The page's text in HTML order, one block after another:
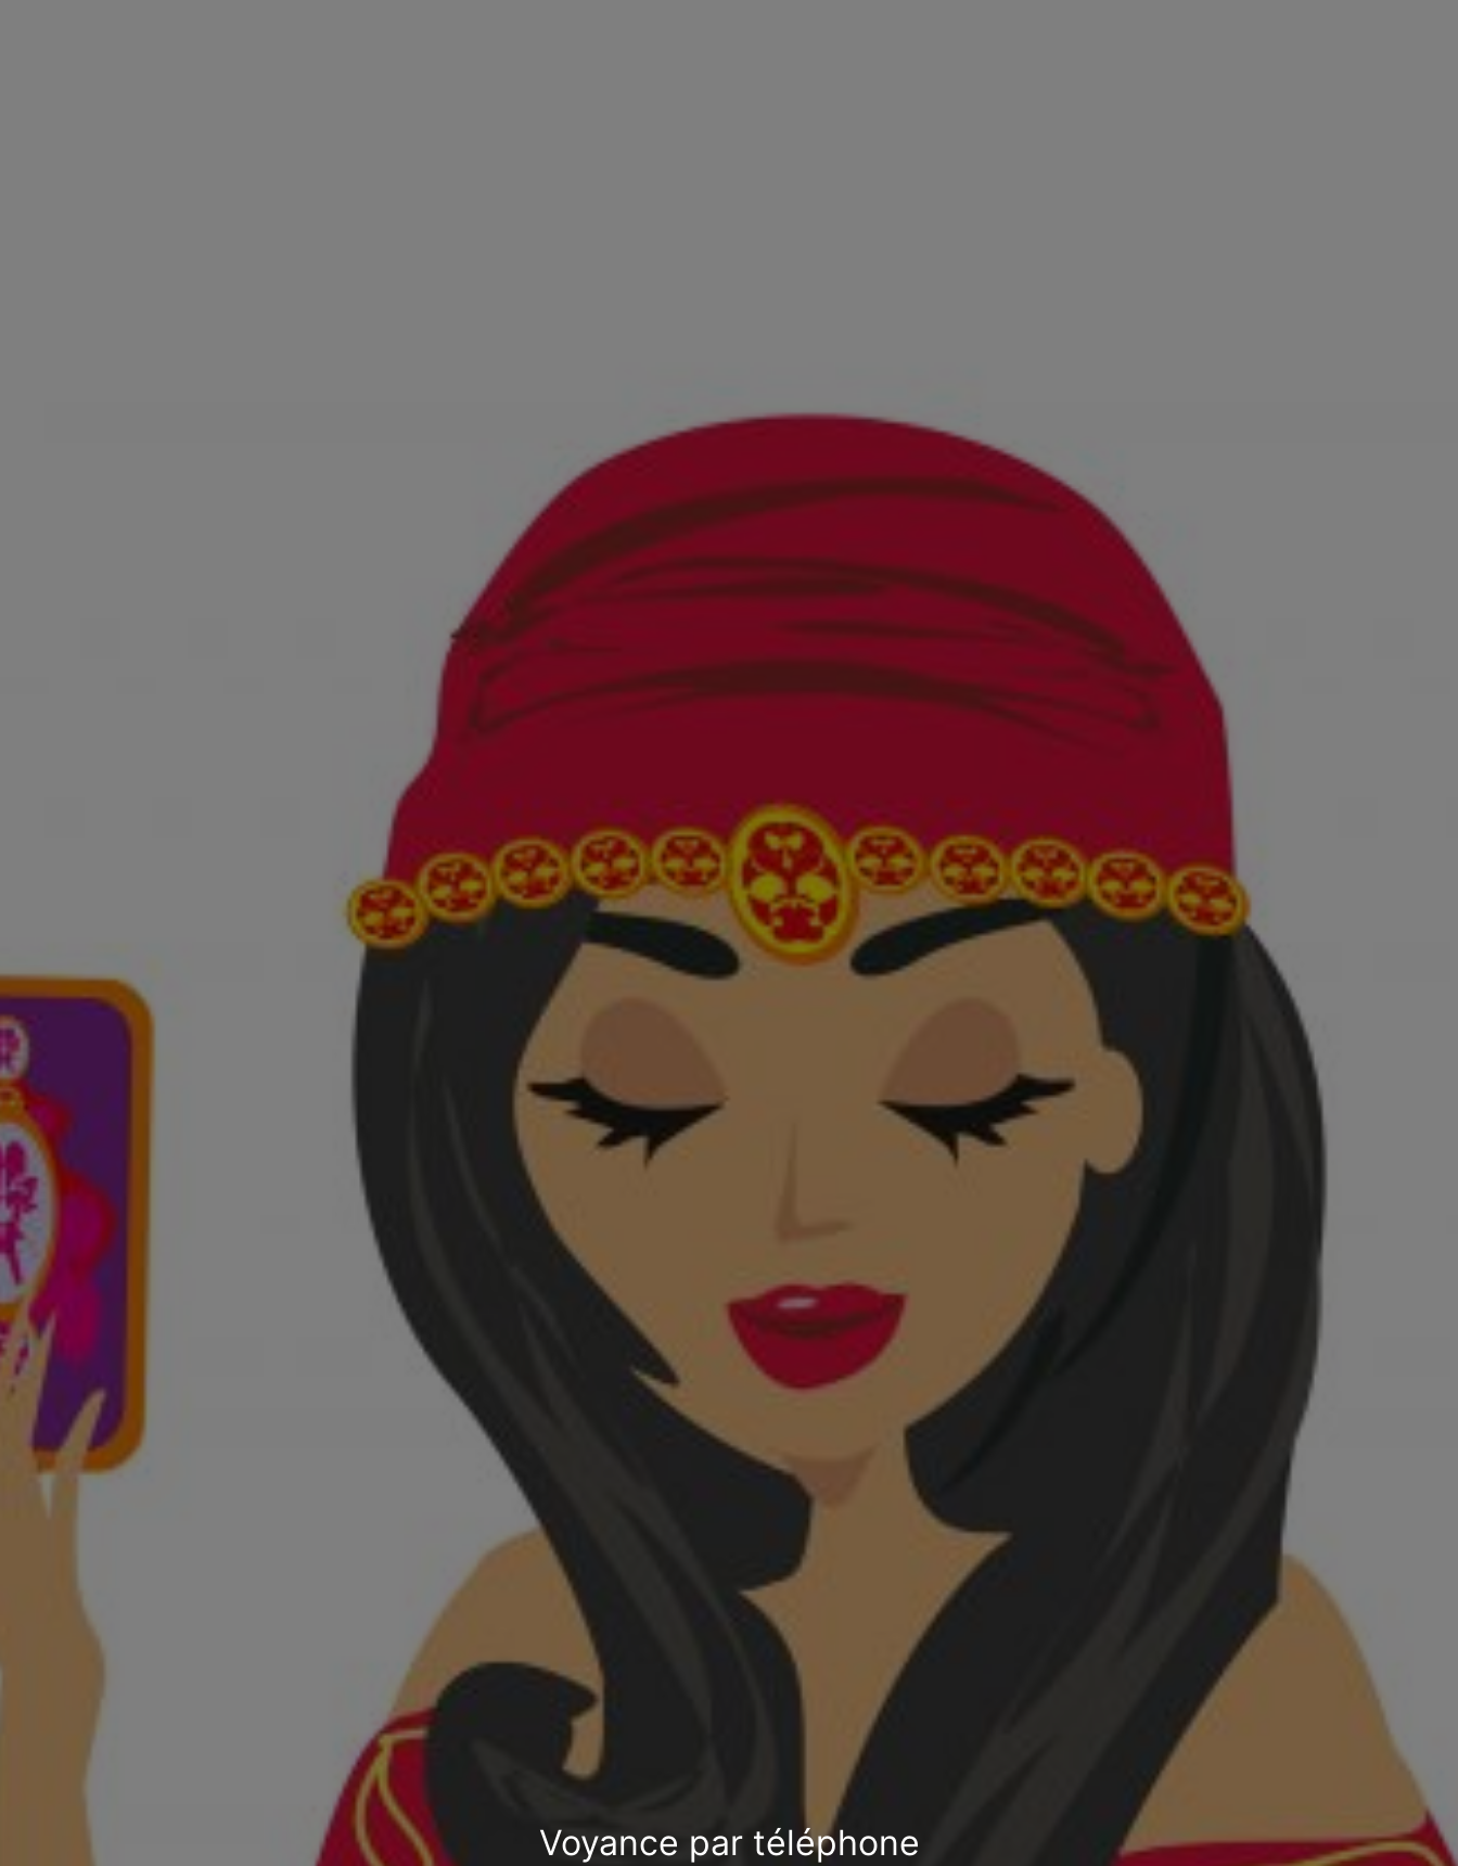
Voyance par téléphone